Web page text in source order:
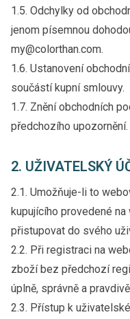
1.5. Odchylky od
jenom písemnou
my@colorthan.com.
1.6. Ustanovení
součástí kupní smlouvy.
1.7. Znění obchodních
předchozího upozornění.
2. UŽIVATELSKÝ
2.1. Umožňuje-li to
kupujícího provedené
přistupovat do svého
2.2. Při registraci na
zboží bez předchozí
úplně, správně a
2.3. Přístup k